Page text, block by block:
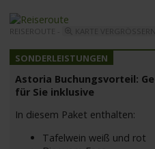
REISEROUTE -
Astoria Buchungsvorteil:
für Sie inklusive
In diesem Paket enthalten:
Tafelwein weiß und rot